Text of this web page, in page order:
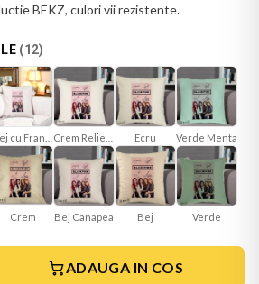
BEKZ, culori vii rezistente.
(12)
Ecru Verde Menta
Crem Bej Canapea Bej Verde
ADAUGA IN COS